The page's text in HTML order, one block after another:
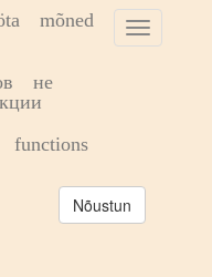
mõned
не
Toggle
cookie
Nõustun